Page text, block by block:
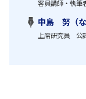
客員講師・執
中島 努（
上席研究員 公